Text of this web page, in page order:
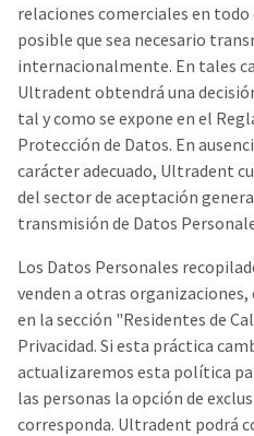
relaciones comerciales en
posible que sea necesario
internacionalmente. En tales
Ultradent obtendrá una
tal y como se expone en el
Protección de Datos. En
carácter adecuado, Ultradent
del sector de aceptación
transmisión de Datos
Los Datos Personales
venden a otras
en la sección "Residentes de
Privacidad. Si esta práctica
actualizaremos esta política
las personas la opción de
corresponda. Ultradent podrá